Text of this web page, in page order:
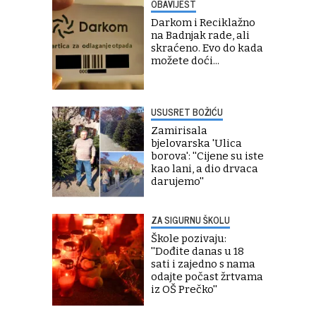
OBAVIJEST
Darkom i Reciklažno
na Badnjak rade, ali
skraćeno. Evo do kada
možete doći...
USUSRET BOŽIĆU
Zamirisala
bjelovarska 'Ulica
borova': ''Cijene su iste
kao lani, a dio drvaca
darujemo''
ZA SIGURNU ŠKOLU
Škole pozivaju:
''Dođite danas u 18
sati i zajedno s nama
odajte počast žrtvama
iz OŠ Prečko''